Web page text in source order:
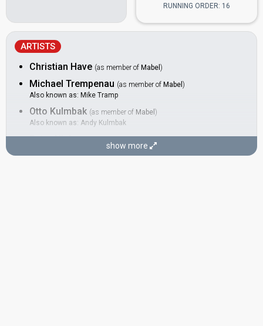
RUNNING ORDER: 16
ARTISTS
Christian Have (as member of Mabel )
Michael Trempenau (as member of Mabel )
Also known as: Mike Tramp
Otto Kulmbak (as member of Mabel )
Also known as: Andy Kulmbak
Peter Nielsen
show more